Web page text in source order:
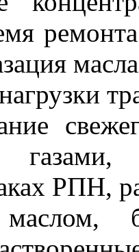
РПН,